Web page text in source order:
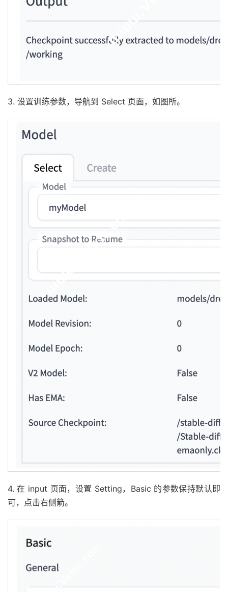
3. 设置训练参数，导航到 Select ⻚面，如图所。
4. 在 input ⻚面，设置 Setting，Basic 的参数保持默认即
可，点击右侧箭。